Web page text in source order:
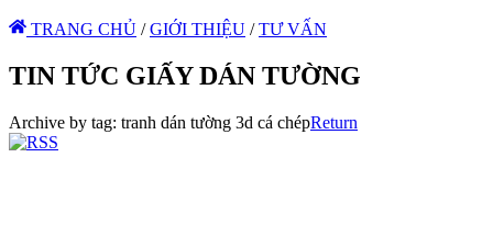
TRANG CHỦ / GIỚI THIỆU / TƯ VẤN
TIN TỨC GIẤY DÁN TƯỜNG
Archive by tag: tranh dán tường 3d cá chépReturn